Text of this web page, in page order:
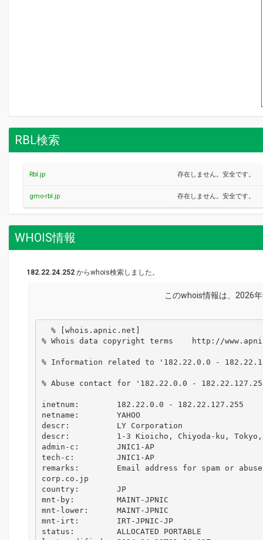
RBL検索
Rbl.jp 存在しません。安全です。
gmo-rbl.jp 存在しません。安全です。
WHOIS情報
182.22.24.252 からwhois検索しました。
このwhois情報は、2026
% Whois data copyright terms    http://
% Information related to '182.22.0.0 -
% Abuse contact for '182.22.0.0 -
inetnum:        182.22.0.0 - 182.22.127.255
netname:        YAHOO
descr:          LY Corporation
descr:          1-3 Kioicho, Chiyoda-ku, Tokyo,
admin-c:        JNIC1-AP
tech-c:         JNIC1-AP
remarks:        Email address for spam or abuse
corp.co.jp
country:        JP
mnt-by:         MAINT-JPNIC
mnt-lower:      MAINT-JPNIC
mnt-irt:        IRT-JPNIC-JP
status:         ALLOCATED PORTABLE